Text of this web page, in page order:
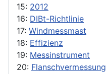
15: 2012
16: DIBt-Richtlinie
17: Windmessmast
18: Effizienz
19: Messinstrument
20: Flanschvermessung